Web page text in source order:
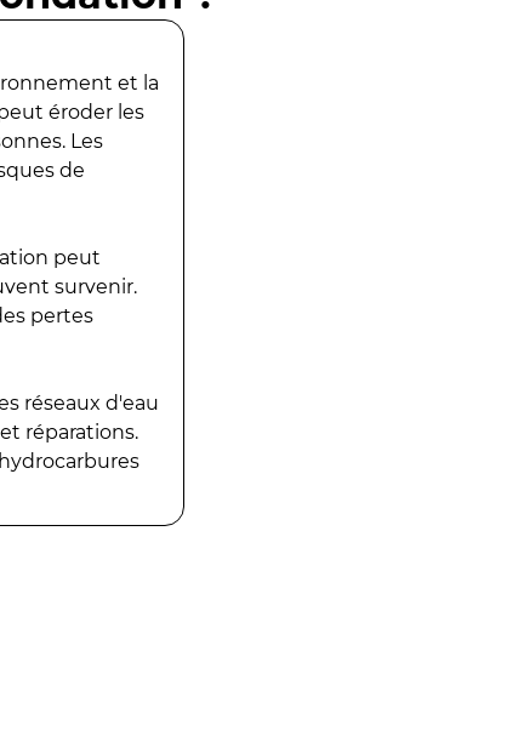
et la
éroder les
Les
de
peut
survenir.
pertes
réseaux d'eau
réparations.